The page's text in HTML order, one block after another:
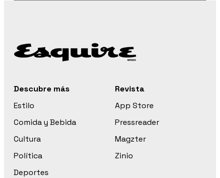
Descubre más
Estilo
Comida y Bebida
Cultura
Política
Deportes
Revista
App Store
Pressreader
Magzter
Zinio